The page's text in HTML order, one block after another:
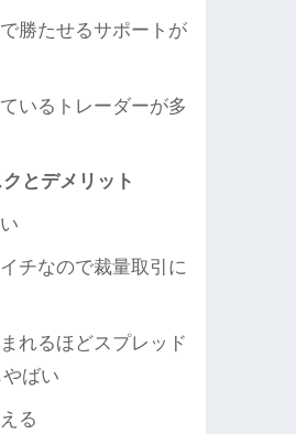
勝たせるサポートが
いるトレーダーが多
とデメリット
チなので裁量取引に
れるほどスプレッド
ばい
る